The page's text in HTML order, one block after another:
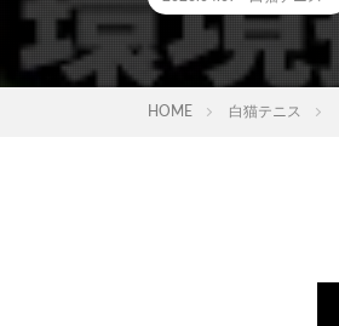
HOME 白猫テニス